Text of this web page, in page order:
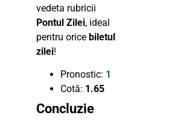
vedeta rubricii
Pontul Zilei, ideal
pentru orice biletul
zilei!
Pronostic: 1
Cotă: 1.65
Concluzie